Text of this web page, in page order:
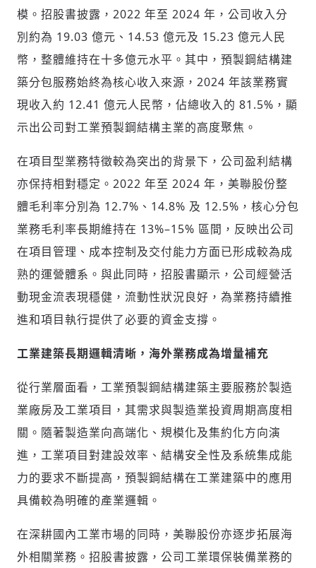
登入或註冊
歡迎您加入《旭時報》
掌握國際政經脈動
參與下一波全球科技革命
輸入 Email 驗證碼
請輸入發送到的驗證碼
(十分鐘內有效)
模。招股書披露，2022 年至 2024 年，公司收入分
別約為 19.03 億元、14.53 億元及 15.23 億元人民
幣，整體維持在十多億元水平。其中，預製鋼結構建
築分包服務始終為核心收入來源，2024 年該業務實
現收入約 12.41 億元人民幣，佔總收入的 81.5%，顯
示出公司對工業預製鋼結構主業的高度聚焦。
在項目型業務特徵較為突出的背景下，公司盈利結構
亦保持相對穩定。2022 年至 2024 年，美聯股份整
體毛利率分別為 12.7%、14.8% 及 12.5%，核心分包
業務毛利率長期維持在 13%–15% 區間，反映出公司
在項目管理、成本控制及交付能力方面已形成較為成
熟的運營體系。與此同時，招股書顯示，公司經營活
動現金流表現穩健，流動性狀況良好，為業務持續推
進和項目執行提供了必要的資金支撐。
工業建築長期邏輯清晰，海外業務成為增量補充
從行業層面看，工業預製鋼結構建築主要服務於製造
業廠房及工業項目，其需求與製造業投資周期高度相
關。隨著製造業向高端化、規模化及集約化方向演
進，工業項目對建設效率、結構安全性及系統集成能
力的要求不斷提高，預製鋼結構在工業建築中的應用
具備較為明確的產業邏輯。
在深耕國內工業市場的同時，美聯股份亦逐步拓展海
外相關業務。招股書披露，公司工業環保裝備業務的